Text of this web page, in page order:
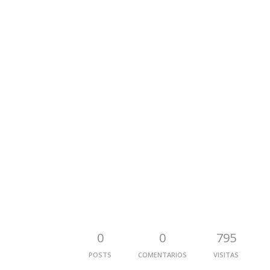
0
POSTS
0
COMENTARIOS
795
VISITAS